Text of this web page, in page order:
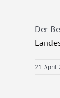
Der
21. April